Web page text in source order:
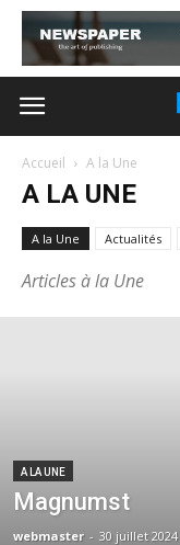
Accueil A la Une
A LA UNE
A la Une Actualités
Articles à la Une
A LA UNE
Magnumst
webmaster - 30 juillet 2024